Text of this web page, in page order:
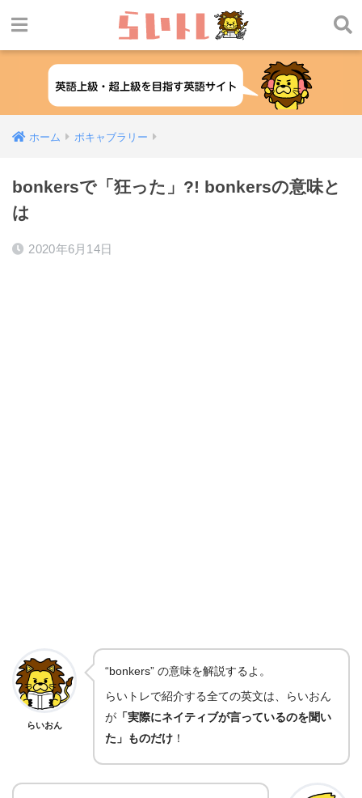
ホーム ボキャブラリー
bonkersで「狂った」?! bonkersの意味と
は
2020年6月14日
らいおん
“bonkers” の意味を解説するよ。
らいトレで紹介する全ての英文は、らいおん
が 「実際にネイティブが言っているのを聞い
た」ものだけ ！